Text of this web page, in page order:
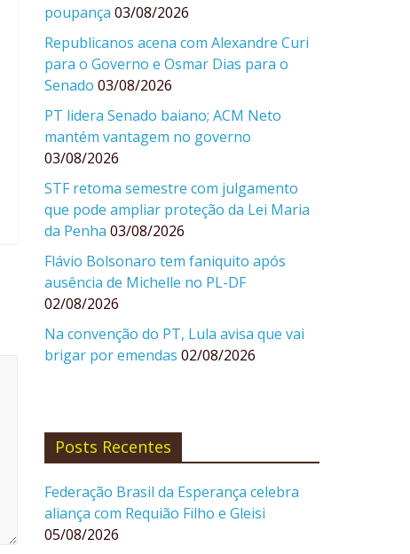
poupança 03/08/2026
Republicanos acena com Alexandre Curi
para o Governo e Osmar Dias para o
Senado 03/08/2026
PT lidera Senado baiano; ACM Neto
mantém vantagem no governo
03/08/2026
STF retoma semestre com julgamento
que pode ampliar proteção da Lei Maria
da Penha 03/08/2026
Flávio Bolsonaro tem faniquito após
ausência de Michelle no PL-DF
02/08/2026
Na convenção do PT, Lula avisa que vai
brigar por emendas 02/08/2026
Posts Recentes
Federação Brasil da Esperança celebra
aliança com Requião Filho e Gleisi
05/08/2026